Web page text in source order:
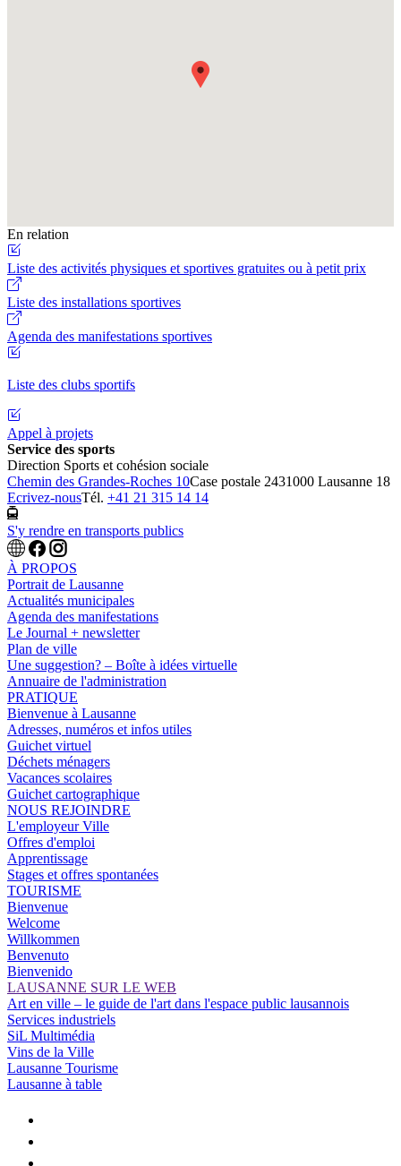
En relation
Liste des activités physiques et sportives gratuites ou à petit prix
Liste des installations sportives
Agenda des manifestations sportives
Liste des clubs sportifs
Appel à projets
Service des sports
Direction Sports et cohésion sociale
Chemin des Grandes-Roches 10Case postale 2431000 Lausanne 18
Ecrivez-nousTél. +41 21 315 14 14
S'y rendre en transports publics
À PROPOS
Portrait de Lausanne
Actualités municipales
Agenda des manifestations
Le Journal + newsletter
Plan de ville
Une suggestion? – Boîte à idées virtuelle
Annuaire de l'administration
PRATIQUE
Bienvenue à Lausanne
Adresses, numéros et infos utiles
Guichet virtuel
Déchets ménagers
Vacances scolaires
Guichet cartographique
NOUS REJOINDRE
L'employeur Ville
Offres d'emploi
Apprentissage
Stages et offres spontanées
TOURISME
Bienvenue
Welcome
Willkommen
Benvenuto
Bienvenido
LAUSANNE SUR LE WEB
Art en ville – le guide de l'art dans l'espace public lausannois
Services industriels
SiL Multimédia
Vins de la Ville
Lausanne Tourisme
Lausanne à table